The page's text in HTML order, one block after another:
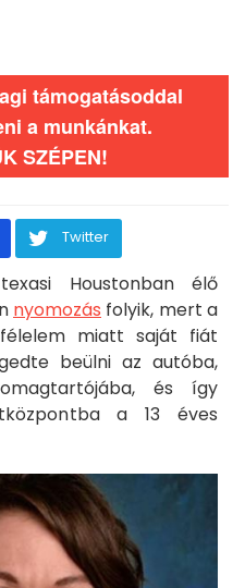
támogatásoddal
a munkánkat.
SZÉPEN!
Twitter
Houstonban élő
nyomozás folyik, mert a
miatt saját fiát
beülni az autóba,
és így
a 13 éves